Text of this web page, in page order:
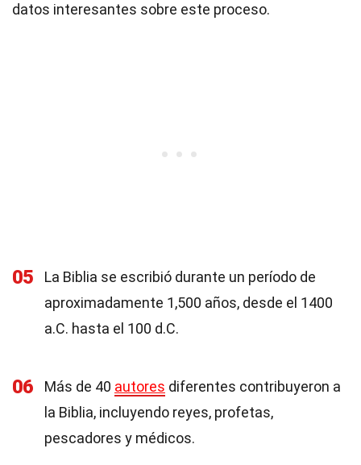
datos interesantes sobre este proceso.
05
La Biblia se escribió durante un período de
aproximadamente 1,500 años, desde el 1400
a.C. hasta el 100 d.C.
06 Más de 40 autores diferentes contribuyeron a
la Biblia, incluyendo reyes, profetas,
pescadores y médicos.